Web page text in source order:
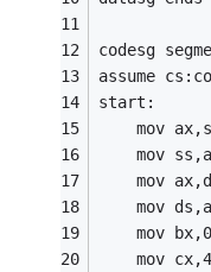
codesg
assume
start:
mov
mov
mov
mov
mov
mov